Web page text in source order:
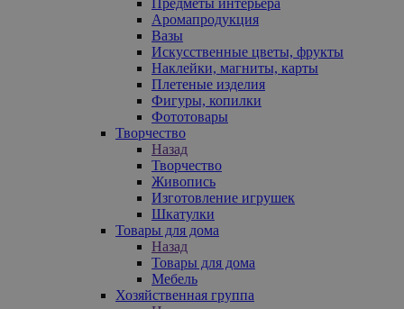
Аромапродукция
Вазы
Искусственные цветы, фрукты
Наклейки, магниты, карты
Плетеные изделия
Фигуры, копилки
Фототовары
Творчество
Назад
Творчество
Живопись
Изготовление игрушек
Шкатулки
Товары для дома
Назад
Товары для дома
Мебель
Хозяйственная группа